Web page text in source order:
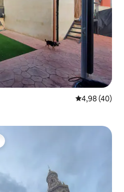
Évaluation
4,98 (40)